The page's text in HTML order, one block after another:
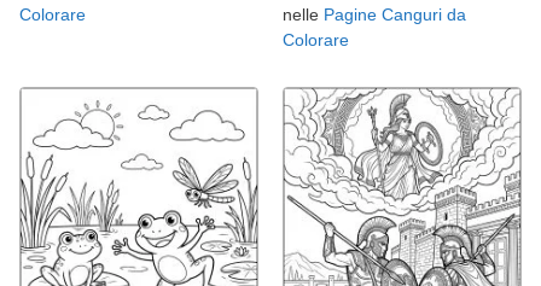
Colorare
nelle Pagine Canguri da
Colorare